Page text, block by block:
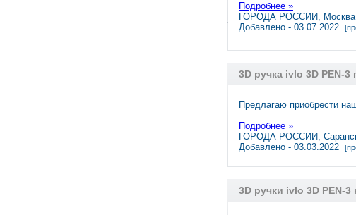
Подробнее »
ГОРОДА РОССИИ, Москва
Добавлено - 03.07.2022
3D ручка ivlo 3D PEN-3
Предлагаю пpиобрести
Подробнее »
ГОРОДА РОССИИ,
Добавлено - 03.03.2022
3D ручки ivlo 3D PEN-